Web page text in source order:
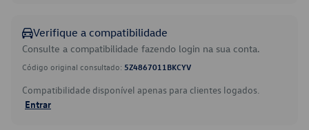
Verifique a compatibilidade
Consulte a compatibilidade fazendo login na sua conta.
Código original consultado: 5Z4867011BKCYV
Compatibilidade disponível apenas para clientes logados.
Entrar